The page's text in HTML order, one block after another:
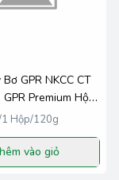
GPR NKCC CT
Premium Hộp
- One Mount
1 Hộp/120g
vào giỏ